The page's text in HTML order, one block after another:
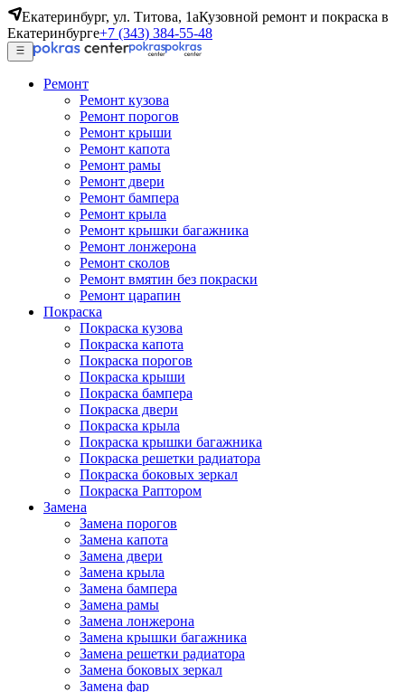
Екатеринбург, ул. Титова, 1аКузовной ремонт и покраска в
Екатеринбурге+7 (343) 384-55-48
Ремонт
Ремонт кузова
Ремонт порогов
Ремонт крыши
Ремонт капота
Ремонт рамы
Ремонт двери
Ремонт бампера
Ремонт крыла
Ремонт крышки багажника
Ремонт лонжерона
Ремонт сколов
Ремонт вмятин без покраски
Ремонт царапин
Покраска
Покраска кузова
Покраска капота
Покраска порогов
Покраска крыши
Покраска бампера
Покраска двери
Покраска крыла
Покраска крышки багажника
Покраска решетки радиатора
Покраска боковых зеркал
Покраска Раптором
Замена
Замена порогов
Замена капота
Замена двери
Замена крыла
Замена бампера
Замена рамы
Замена лонжерона
Замена крышки багажника
Замена решетки радиатора
Замена боковых зеркал
Замена фар